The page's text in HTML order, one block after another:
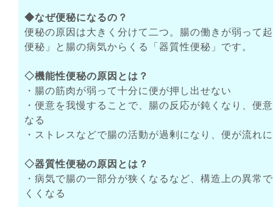
◆なぜ便秘になるの？
便秘の原因は大きく分けて二つ。腸の働きが弱って
便秘」と腸の病気からくる「器質性便秘」です。
◇機能性便秘の原因とは？
・腸の筋肉が弱って十分に便が押し出せない
・便意を我慢することで、腸の反応が鈍くなり、便
なる
・ストレスなどで腸の活動が過剰になり、便が流れ
◇器質性便秘の原因とは？
・病気で腸の一部分が狭くなるなど、構造上の異常
くくなる